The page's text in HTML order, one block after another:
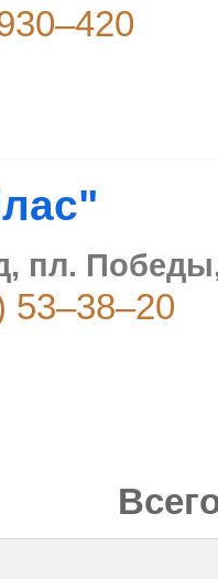
пл.
53–38–20